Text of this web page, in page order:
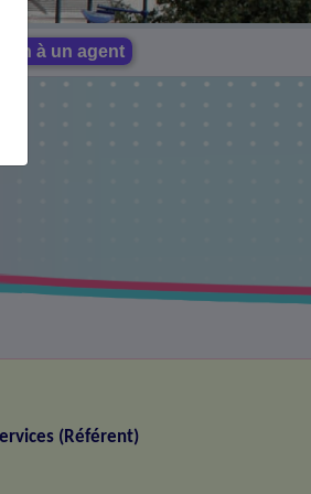
à un agent
(Référent)